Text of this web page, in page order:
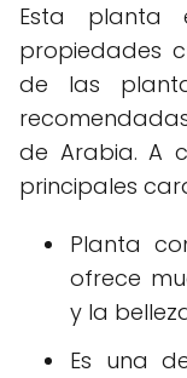
Esta planta
propiedades
de las
de Arabia. A
principales
Planta
ofrece
y la
Es una